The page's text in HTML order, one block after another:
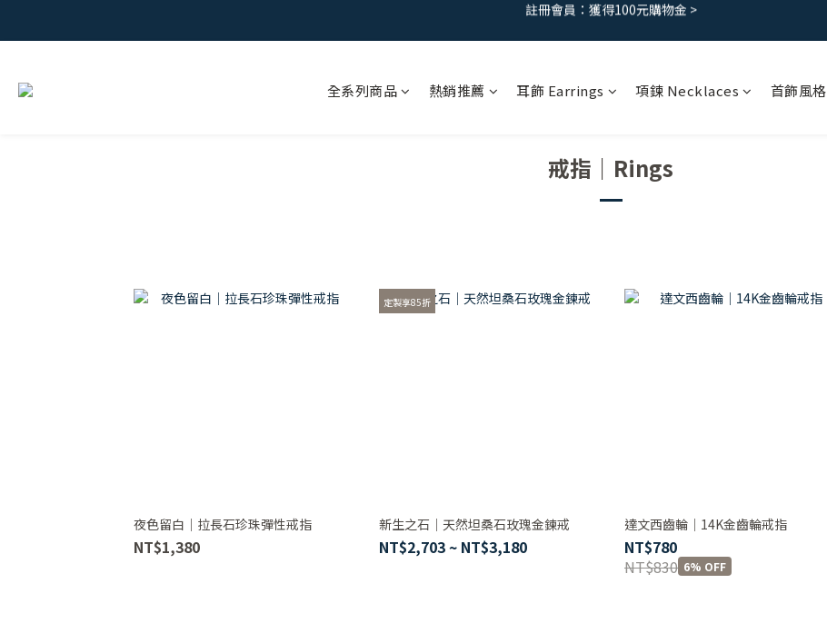
免運優惠｜台灣滿 1500 ，港澳滿2500
免運優惠｜台灣滿 1500 ，港澳滿2500
免運優惠｜台灣滿 1500 ，港澳滿2500
全系列商品 熱銷推薦 耳飾 Earrings 項鍊 Necklaces 首飾風格
戒指｜Rings
夜色留白｜拉長石珍珠彈性戒指
NT$1,380
定製享85折
新生之石｜天然坦桑石玫瑰金鍊戒
NT$2,703 ~ NT$3,180
達文西齒輪｜14K金齒輪戒指
NT$780
NT$830 6% OFF